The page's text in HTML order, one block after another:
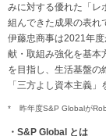
みに対する優れた「レ
組んできた成果の表れ
伊藤忠商事は2021年
献・取組み強化を基本
を目指し、生活基盤の
「三方よし資本主義
* 昨年度S&P Globalが
・S&P Global とは